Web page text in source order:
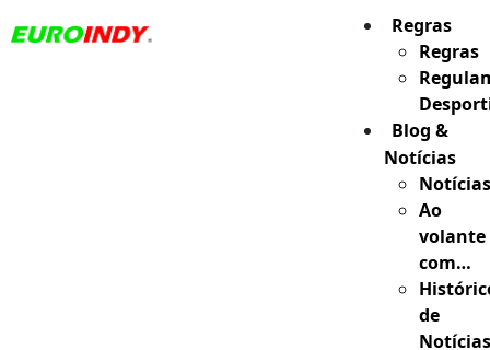
Regras
Regras
Blog &
Notícias
Notícias
Ao
volante
com…
de
Notícias